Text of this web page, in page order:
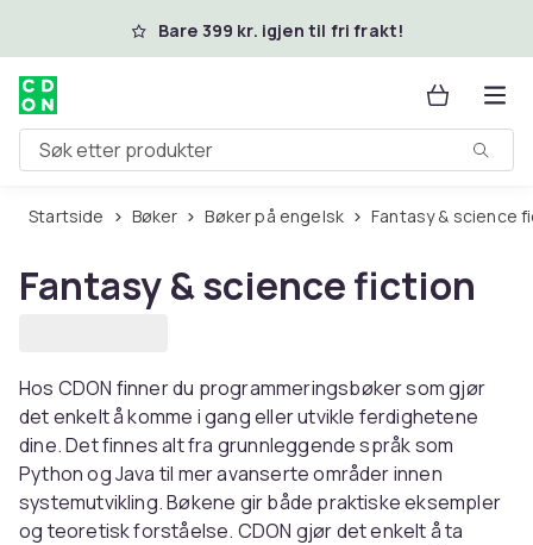
Hopp til hovedinnholdBare 399 kr. igjen til fri frakt!
Søk etter produkter
Startside Bøker Bøker på engelsk Fantasy & science
Fantasy & science fiction
Hos CDON finner du programmeringsbøker som gjør
det enkelt å komme i gang eller utvikle ferdighetene
dine. Det finnes alt fra grunnleggende språk som
Python og Java til mer avanserte områder innen
systemutvikling. Bøkene gir både praktiske eksempler
og teoretisk forståelse. CDON gjør det enkelt å ta